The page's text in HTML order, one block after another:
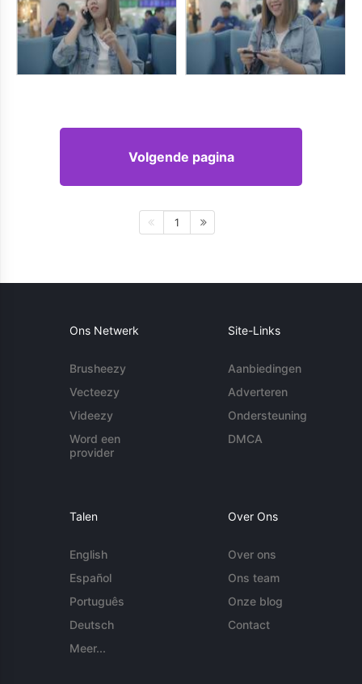
Volgende pagina
1
Ons Netwerk
Brusheezy
Vecteezy
Videezy
Word een
provider
Site-Links
Aanbiedingen
Adverteren
Ondersteuning
DMCA
Talen
English
Español
Português
Deutsch
Meer...
Over Ons
Over ons
Ons team
Onze blog
Contact